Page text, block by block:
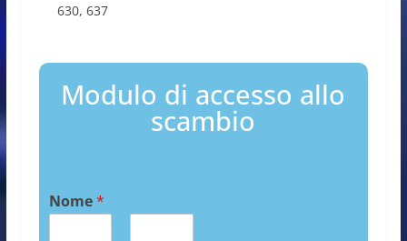
630, 637
Modulo di accesso allo
scambio
Nome*